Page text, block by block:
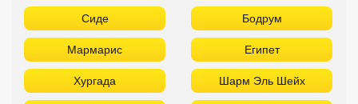
Сиде Бодрум
Мармарис Египет
Хургада Шарм Эль Шейх